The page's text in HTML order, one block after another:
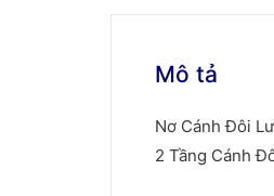
Mô tả
Nơ Cánh Đôi
2 Tầng Cánh